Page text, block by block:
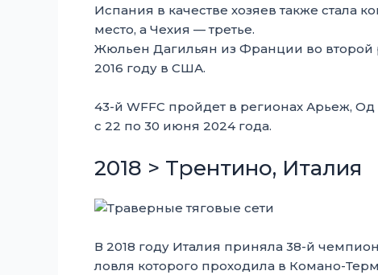
Испания в качестве хозяев также стала
место, а Чехия — третье.
Жюльен Дагильян из Франции во второй
2016 году в США.
43-й WFFC пройдет в регионах Арьеж,
с 22 по 30 июня 2024 года.
2018 > Трентино, Италия
В 2018 году Италия приняла 38-й
ловля которого проходила в Комано-